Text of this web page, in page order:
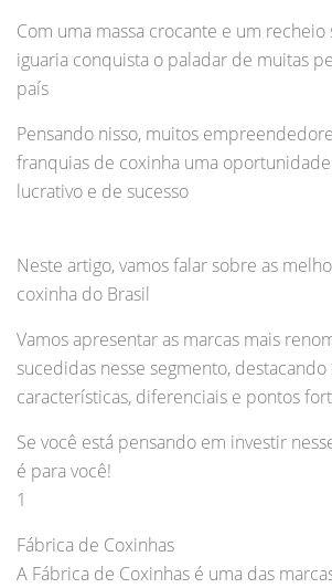
Com uma massa crocante e um recheio
iguaria conquista o paladar de muitas
país
Pensando nisso, muitos
franquias de coxinha uma
lucrativo e de sucesso
Neste artigo, vamos falar sobre as
coxinha do Brasil
Vamos apresentar as marcas mais
sucedidas nesse segmento, destacando
características, diferenciais e pontos
Se você está pensando em investir
é para você!
1
Fábrica de Coxinhas
A Fábrica de Coxinhas é uma das